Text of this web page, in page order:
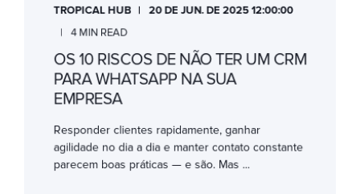
TROPICAL HUB 20 DE JUN. DE 2025 12:00:00
4 MIN READ
OS 10 RISCOS DE NÃO TER UM CRM
PARA WHATSAPP NA SUA
EMPRESA
Responder clientes rapidamente, ganhar
agilidade no dia a dia e manter contato constante
parecem boas práticas — e são. Mas ...